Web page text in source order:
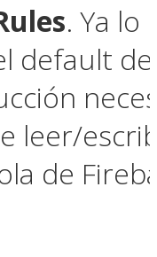
. Ya
default
leer/
de